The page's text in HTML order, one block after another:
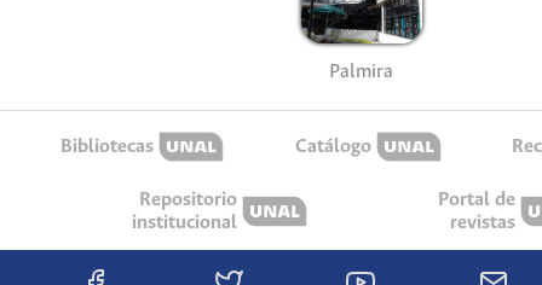
Palmira
Bibliotecas Catálogo
Repositorio
institucional
Portal de
revistas